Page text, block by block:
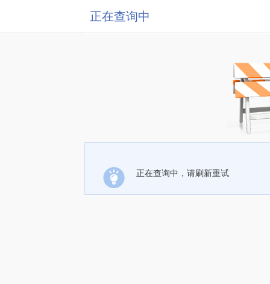
正在查询中
正在查询中，请刷新重试